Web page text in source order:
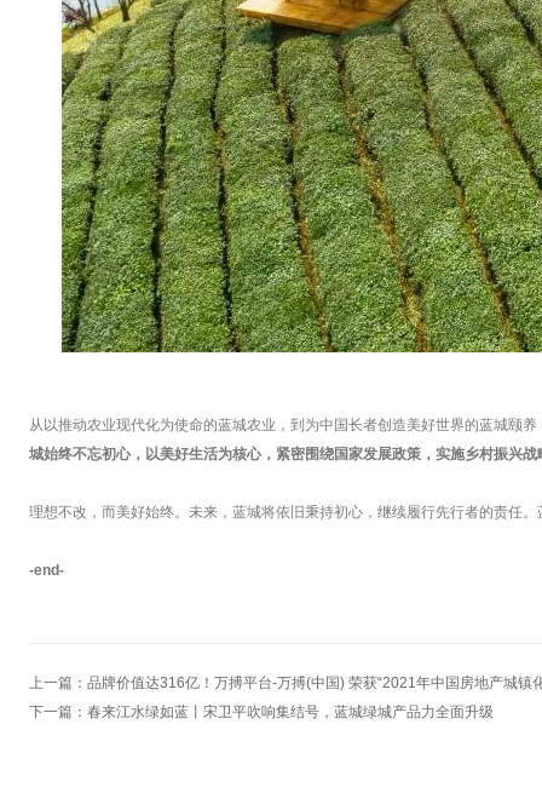
从以推动农业现代化为使命的蓝城农业，到为中国长者创造美好世界的蓝城
城始终不忘初心，以美好生活为核心，紧密围绕国家发展政策，实施乡村振兴
理想不改，而美好始终。未来，蓝城将依旧秉持初心，继续履行先行者的责任
-end-
上一篇： 品牌价值达316亿！万搏平台-万搏(中国) 荣获“2021年中国房地产城镇
下一篇： 春来江水绿如蓝丨宋卫平吹响集结号，蓝城绿城产品力全面升级